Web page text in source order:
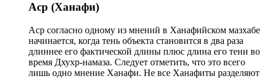
Аср (Ханафи)
Аср согласно одному из мнений в Ханафийском мазхабе
начинается, когда тень объекта становится в два раза
длиннее его фактической длины плюс длина его тени во
время Дхухр-намаза. Следует отметить, что это всего
лишь одно мнение Ханафи. Не все Ханафиты разделяют